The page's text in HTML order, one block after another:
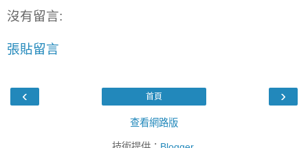
沒有留言:
張貼留言
‹ ›
首頁
查看網路版